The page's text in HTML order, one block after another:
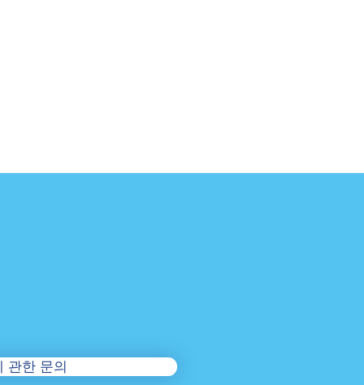
관한 문의